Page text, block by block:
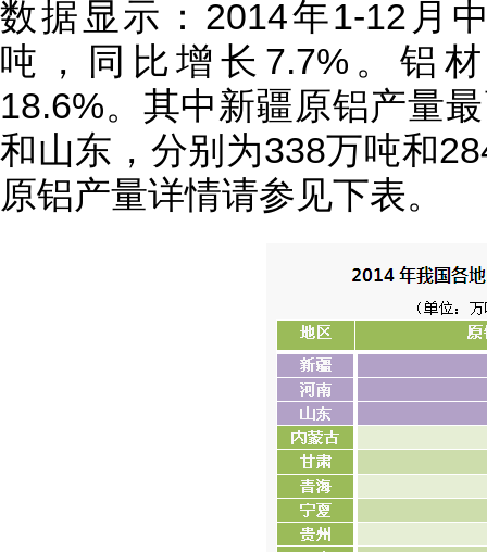
数据显示：2014年1-12月
吨，同比增长7.7%。铝
18.6%。其中新疆原铝产量
和山东，分别为338万吨和
原铝产量详情请参见下表。